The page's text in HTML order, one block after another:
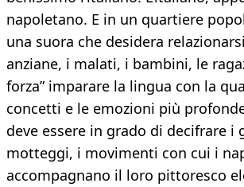
napoletano. E in un quartiere
una suora che desidera
anziane, i malati, i bambini, le
forza” imparare la lingua con la
concetti e le emozioni più
deve essere in grado di decifrare i
motteggi, i movimenti con cui i
accompagnano il loro pittoresco